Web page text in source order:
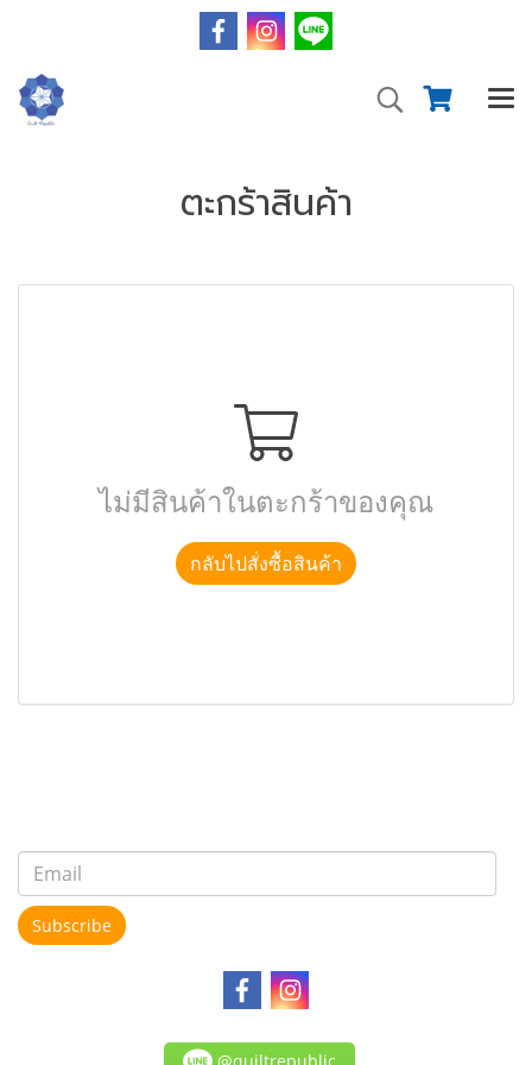
ตะกร้าสินค้า
ไม่มีสินค้าในตะกร้าของคุณ
กลับไปสั่งซื้อสินค้า
Subscribe